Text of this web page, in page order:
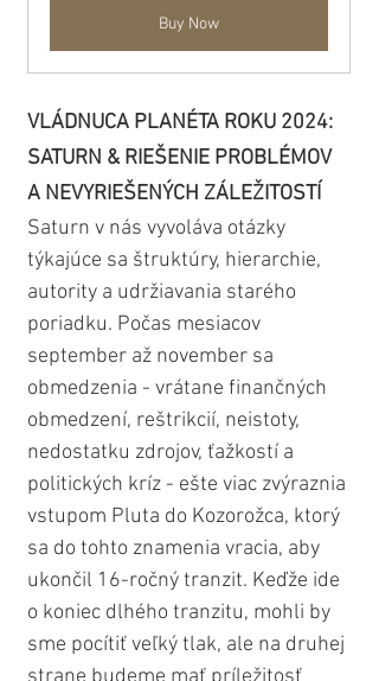
Buy Now
VLÁDNUCA PLANÉTA ROKU 2024:
SATURN & RIEŠENIE PROBLÉMOV
A NEVYRIEŠENÝCH ZÁLEŽITOSTÍ
Saturn v nás vyvoláva otázky
týkajúce sa štruktúry, hierarchie,
autority a udržiavania starého
poriadku. Počas mesiacov
september až november sa
obmedzenia - vrátane finančných
obmedzení, reštrikcií, neistoty,
nedostatku zdrojov, ťažkostí a
politických kríz - ešte viac zvýraznia
vstupom Pluta do Kozorožca, ktorý
sa do tohto znamenia vracia, aby
ukončil 16-ročný tranzit. Keďže ide
o koniec dlhého tranzitu, mohli by
sme pocítiť veľký tlak, ale na druhej